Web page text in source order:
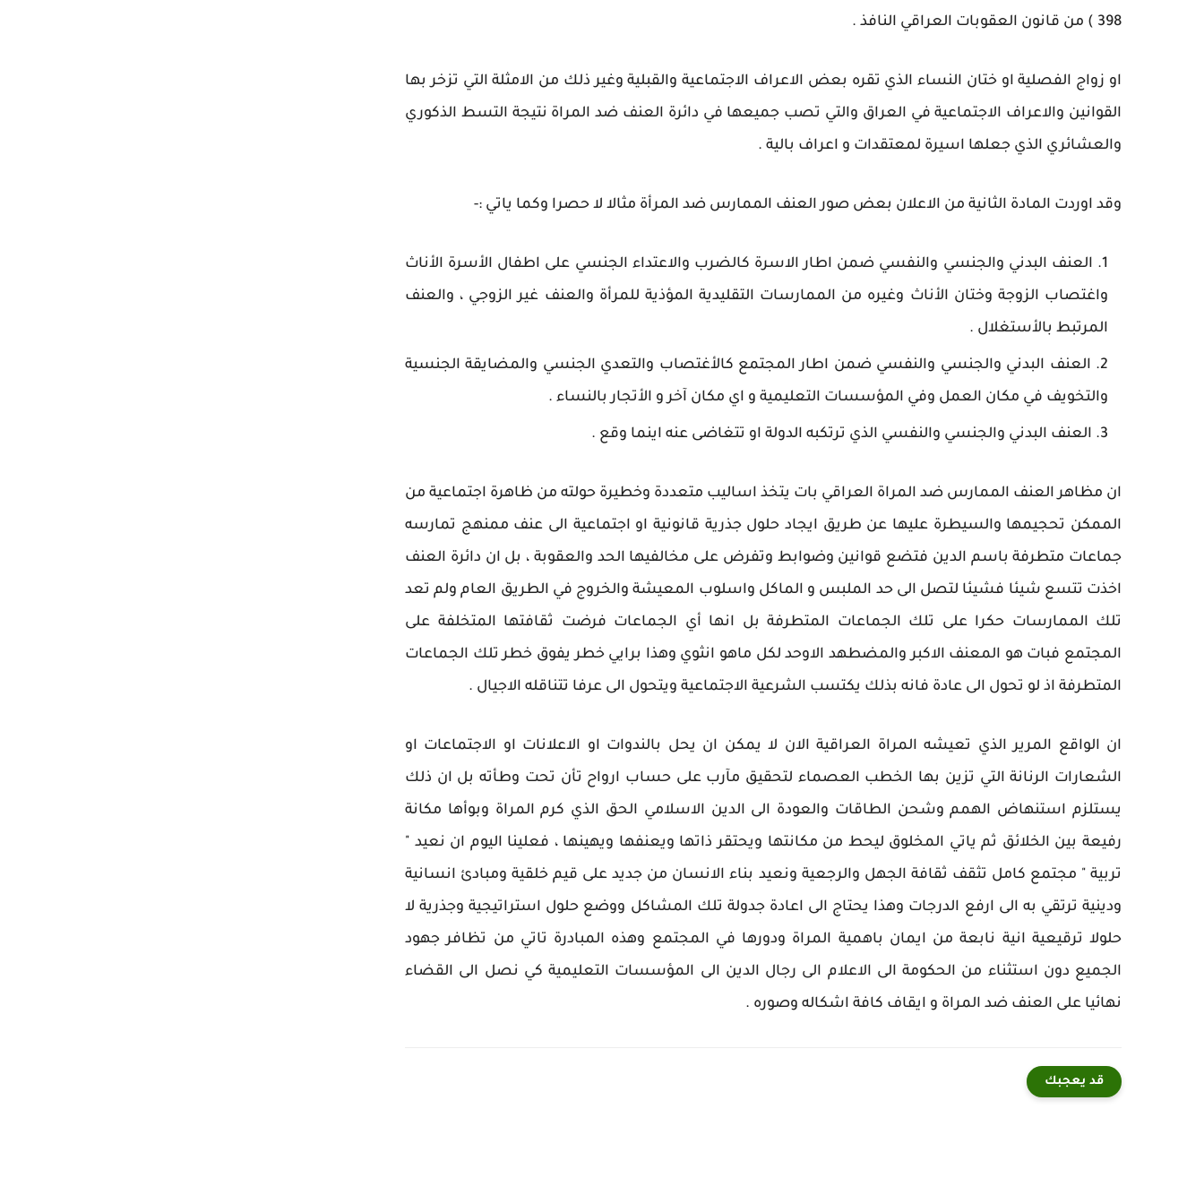
398 ) من قانون العقوبات العراقي النافذ .
او زواج الفصلية او ختان النساء الذي تقره بعض الاعراف الاجتماعية والقبلية وغير ذلك من الامثلة التي تزخر بها
القوانين والاعراف الاجتماعية في العراق والتي تصب جميعها في دائرة العنف ضد المراة نتيجة التسط الذكوري
والعشائري الذي جعلها اسيرة لمعتقدات و اعراف بالية .
وقد اوردت المادة الثانية من الاعلان بعض صور العنف الممارس ضد المرأة مثالا لا حصرا وكما ياتي :-
العنف البدني والجنسي والنفسي ضمن اطار الاسرة كالضرب والاعتداء الجنسي على اطفال الأسرة الأناث
واغتصاب الزوجة وختان الأناث وغيره من الممارسات التقليدية المؤذية للمرأة والعنف غير الزوجي ، والعنف
المرتبط بالأستغلال .
العنف البدني والجنسي والنفسي ضمن اطار المجتمع كالأغتصاب والتعدي الجنسي والمضايقة الجنسية
والتخويف في مكان العمل وفي المؤسسات التعليمية و اي مكان آخر و الأتجار بالنساء .
العنف البدني والجنسي والنفسي الذي ترتكبه الدولة او تتغاضى عنه اينما وقع .
ان مظاهر العنف الممارس ضد المراة العراقي بات يتخذ اساليب متعددة وخطيرة حولته من ظاهرة اجتماعية من
الممكن تحجيمها والسيطرة عليها عن طريق ايجاد حلول جذرية قانونية او اجتماعية الى عنف ممنهج تمارسه
جماعات متطرفة باسم الدين فتضع قوانين وضوابط وتفرض على مخالفيها الحد والعقوبة ، بل ان دائرة العنف
اخذت تتسع شيئا فشيئا لتصل الى حد الملبس و الماكل واسلوب المعيشة والخروج في الطريق العام ولم تعد
تلك الممارسات حكرا على تلك الجماعات المتطرفة بل انها أي الجماعات فرضت ثقافتها المتخلفة على
المجتمع فبات هو المعنف الاكبر والمضطهد الاوحد لكل ماهو انثوي وهذا برايي خطر يفوق خطر تلك الجماعات
المتطرفة اذ لو تحول الى عادة فانه بذلك يكتسب الشرعية الاجتماعية ويتحول الى عرفا تتناقله الاجيال .
ان الواقع المرير الذي تعيشه المراة العراقية الان لا يمكن ان يحل بالندوات او الاعلانات او الاجتماعات او
الشعارات الرنانة التي تزين بها الخطب العصماء لتحقيق مآرب على حساب ارواح تأن تحت وطأته بل ان ذلك
يستلزم استنهاض الهمم وشحن الطاقات والعودة الى الدين الاسلامي الحق الذي كرم المراة وبوأها مكانة
رفيعة بين الخلائق ثم ياتي المخلوق ليحط من مكانتها ويحتقر ذاتها ويعنفها ويهينها ، فعلينا اليوم ان نعيد "
تربية " مجتمع كامل تثقف ثقافة الجهل والرجعية ونعيد بناء الانسان من جديد على قيم خلقية ومبادئ انسانية
ودينية ترتقي به الى ارفع الدرجات وهذا يحتاج الى اعادة جدولة تلك المشاكل ووضع حلول استراتيجية وجذرية لا
حلولا ترقيعية انية نابعة من ايمان باهمية المراة ودورها في المجتمع وهذه المبادرة تاتي من تظافر جهود
الجميع دون استثناء من الحكومة الى الاعلام الى رجال الدين الى المؤسسات التعليمية كي نصل الى القضاء
نهائيا على العنف ضد المراة و ايقاف كافة اشكاله وصوره .
قد يعجبك